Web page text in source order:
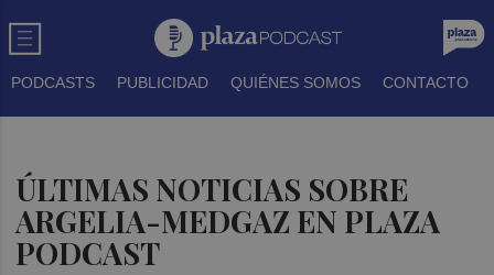
PODCASTS PUBLICIDAD QUIÉNES SOMOS CONTACTO
ÚLTIMAS NOTICIAS SOBRE
ARGELIA-MEDGAZ EN PLAZA
PODCAST